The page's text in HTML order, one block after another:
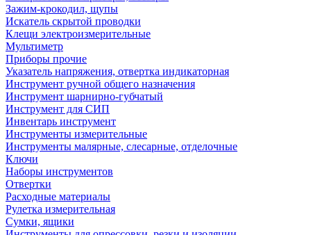
Зажим-крокодил, щупы
Искатель скрытой проводки
Клещи электроизмерительные
Мультиметр
Приборы прочие
Указатель напряжения, отвертка индикаторная
Инструмент ручной общего назначения
Инструмент шарнирно-губчатый
Инструмент для СИП
Инвентарь инструмент
Инструменты измерительные
Инструменты малярные, слесарные, отделочные
Ключи
Наборы инструментов
Отвертки
Расходные материалы
Рулетка измерительная
Сумки, ящики